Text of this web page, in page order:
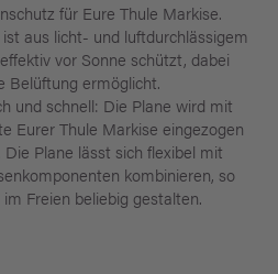
für Eure Thule Markise.
aus licht- und luftdurchlässigem
vor Sonne schützt, dabei
Belüftung ermöglicht.
und schnell: Die Plane wird mit
Eurer Thule Markise eingezogen
Plane lässt sich flexibel mit
kombinieren, so
Freien beliebig gestalten.